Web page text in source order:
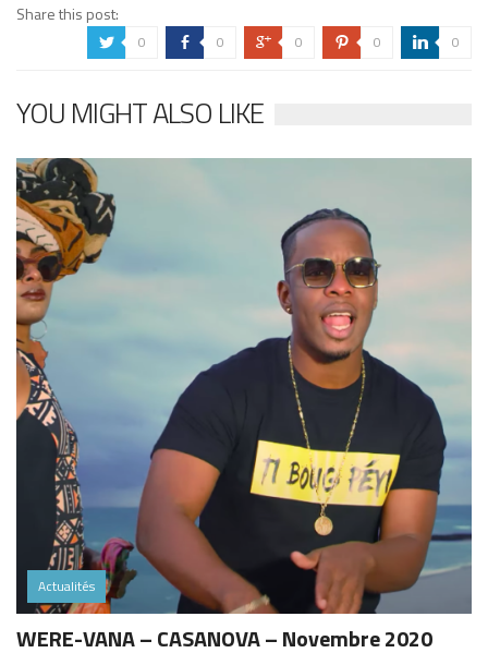
Share this post:
a 0 b 0 c 0 d 0 j 0
YOU MIGHT ALSO LIKE
Actualités
WERE-VANA – CASANOVA – Novembre 2020